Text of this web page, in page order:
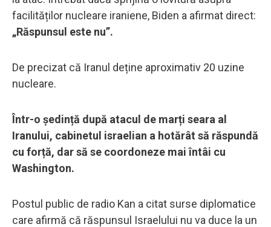
facilităților nucleare iraniene, Biden a afirmat direct:
„Răspunsul este nu”.
De precizat că Iranul deține aproximativ 20 uzine
nucleare.
Într-o ședință după atacul de marți seara al
Iranului, cabinetul israelian a hotărât să răspundă
cu forță, dar să se coordoneze mai întâi cu
Washington.
Postul public de radio Kan a citat surse diplomatice
care afirmă că răspunsul Israelului nu va duce la un